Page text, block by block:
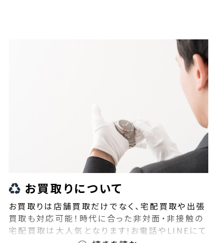
お買取りについて
お買取りは店舗買取だけでなく、宅配買取や出張
買取も対応可能！時代に合った非対面・非接触の
宅配買取は大人気となります!お電話やLINEにて